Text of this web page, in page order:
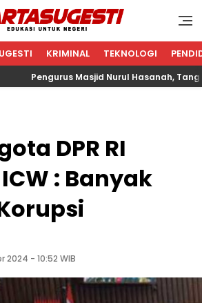
SUGESTI √ EDUKASI
Untuk Negeri
KRIMINAL TEKNOLOGI
Pengurus Masjid Nurul Hasanah,
DPR RI
: Banyak
2024 - 10:52 WIB